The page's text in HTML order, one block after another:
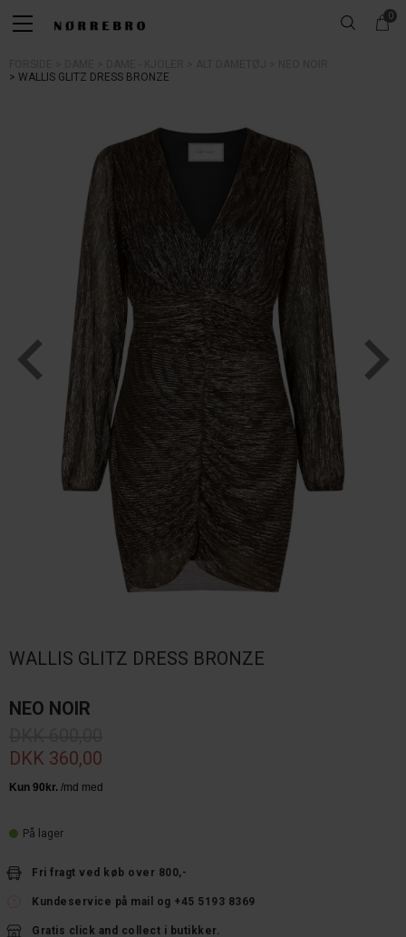
0
WALLIS GLITZ DRESS BRONZE
WALLIS GLITZ DRESS BRONZE
NEO NOIR
DKK 360,00
På lager
Fri fragt ved køb over 800,-
Kundeservice på mail og +45 5193 8369
Gratis click and collect i butikker.